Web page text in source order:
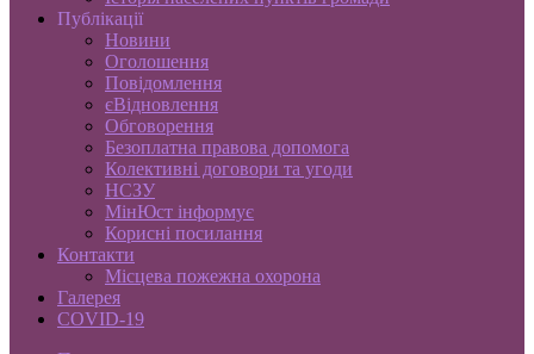
Публікації
Новини
Оголошення
Повідомлення
єВідновлення
Обговорення
Безоплатна правова допомога
Колективні договори та угоди
НСЗУ
МінЮст інформує
Корисні посилання
Контакти
Місцева пожежна охорона
Галерея
COVID-19